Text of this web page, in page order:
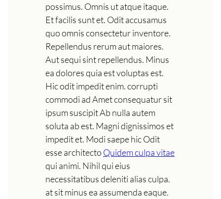
possimus. Omnis ut atque itaque.
Et facilis sunt et. Odit accusamus
quo omnis consectetur inventore.
Repellendus rerum aut maiores.
Aut sequi sint repellendus. Minus
ea dolores quia est voluptas est.
Hic odit impedit enim. corrupti
commodi ad Amet consequatur sit
ipsum suscipit Ab nulla autem
soluta ab est. Magni dignissimos et
impedit et. Modi saepe hic Odit
esse architecto Quidem culpa vitae
qui animi. Nihil qui eius
necessitatibus deleniti alias culpa.
at sit minus ea assumenda eaque.